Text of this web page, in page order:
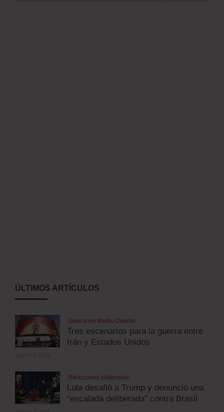
ÚLTIMOS ARTÍCULOS
Guerra en Medio Oriente
Tres escenarios para la guerra entre
Irán y Estados Unidos
Relaciones bilaterales
Lula desafió a Trump y denunció una
“escalada deliberada” contra Brasil